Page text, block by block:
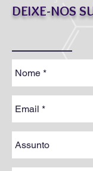
DEIXE-NOS